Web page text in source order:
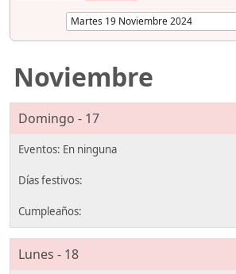
Noviembre
Domingo - 17
Lunes - 18